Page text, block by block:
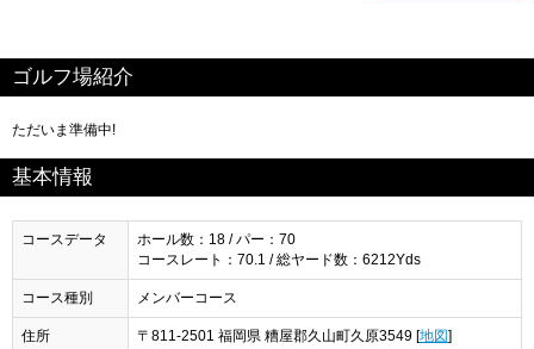
ゴルフ場紹介
ただいま準備中!
基本情報
コースデータ
ホール数：18 / パー：70
コースレート：70.1 / 総ヤード数：6212Yds
コース種別 メンバーコース
住所 〒811-2501 福岡県 糟屋郡久山町久原3549 [地図]